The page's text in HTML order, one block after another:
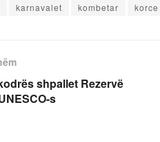
karnavalet kombetar korce
shpallet Rezervë
s